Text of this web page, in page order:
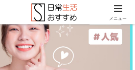
メニュー